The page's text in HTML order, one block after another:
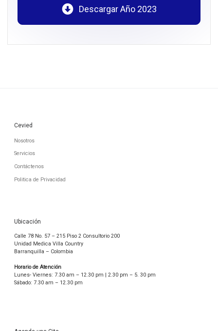
Descargar Año 2023
Cevied
Nosotros
Servicios
Contáctenos
Politica de Privacidad
Ubicación
Calle 78 No. 57 – 215 Piso 2 Consultorio 200
Unidad Medica Villa Country
Barranquilla – Colombia
Horario de Atención
Lunes- Viernes: 7.30 am – 12.30 pm | 2.30 pm – 5. 30 pm
Sábado: 7.30 am – 12.30 pm